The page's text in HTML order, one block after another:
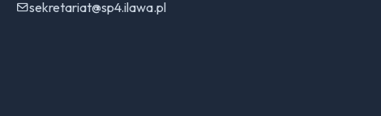
sekretariat@sp4.ilawa.pl